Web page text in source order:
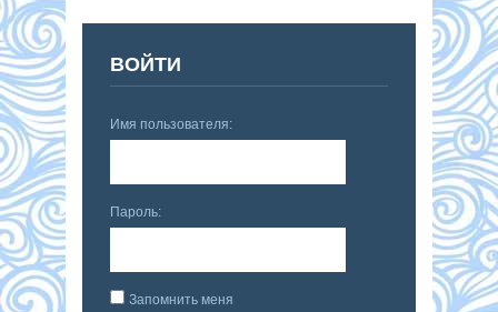
ВОЙТИ
Имя пользователя:
Пароль:
Запомнить меня